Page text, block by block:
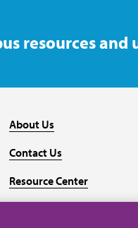
resources and
About Us
Contact Us
Resource Center